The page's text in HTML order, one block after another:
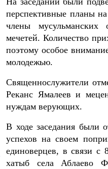
перспективные планы
члены мусульманских
мечетей. Количество
поэтому особое
молодежью.
Священнослужители
Реканс Ямалеев и
нуждам верующих.
В ходе заседания были
успехов на своем
единоверцев, в связи
хатыб села Аблаево